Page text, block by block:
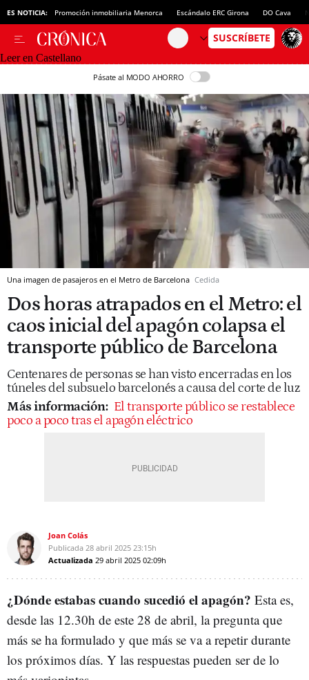
ES NOTICIA: Promoción inmobiliaria Menorca Escándalo ERC Girona DO Cava
Leer en Castellano
Pásate al MODO AHORRO
Una imagen de pasajeros en el Metro de Barcelona Cedida
Dos horas atrapados en el Metro: el
caos inicial del apagón colapsa el
transporte público de Barcelona
Centenares de personas se han visto encerradas en los
túneles del subsuelo barcelonés a causa del corte de luz
Más información: El transporte público se restablece
poco a poco tras el apagón eléctrico
Joan Colás
Publicada 28 abril 2025 23:15h
Actualizada 29 abril 2025 02:09h
¿Dónde estabas cuando sucedió el apagón? Esta es,
desde las 12.30h de este 28 de abril, la pregunta que
más se ha formulado y que más se va a repetir durante
los próximos días. Y las respuestas pueden ser de lo